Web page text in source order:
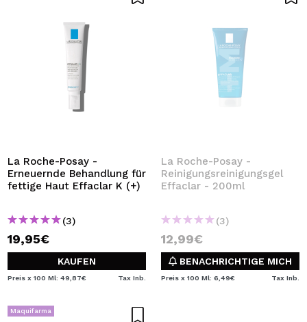
La Roche-Posay -
Erneuernde Behandlung für
fettige Haut Effaclar K (+)
(3)
19,95€
KAUFEN
Preis x 100 Ml: 49,87€ Tax Inb.
La Roche-Posay -
Reinigungsreinigungsgel
Effaclar - 200ml
(3)
12,99€
BENACHRICHTIGE MICH
Preis x 100 Ml: 6,49€ Tax Inb.
Maquifarma